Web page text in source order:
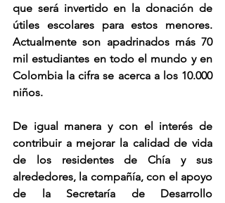
que será invertido en la donación de
útiles escolares para estos menores.
Actualmente son apadrinados más 70
mil estudiantes en todo el mundo y en
Colombia la cifra se acerca a los 10.000
niños.
De igual manera y con el interés de
contribuir a mejorar la calidad de vida
de los residentes de Chía y sus
alrededores, la compañía, con el apoyo
de la Secretaría de Desarrollo